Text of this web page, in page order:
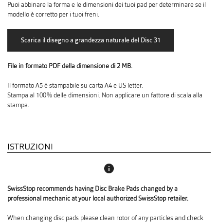
Puoi abbinare la forma e le dimensioni dei tuoi pad per determinare se il
modello è corretto per i tuoi freni.
File in formato PDF della dimensione di 2 MB.
Il formato A5 è stampabile su carta A4 e US letter.
Stampa al 100% delle dimensioni. Non applicare un fattore di scala alla
stampa.
ISTRUZIONI
info
SwissStop recommends having Disc Brake Pads changed by a
professional mechanic at your local authorized SwissStop retailer.
When changing disc pads please clean rotor of any particles and check